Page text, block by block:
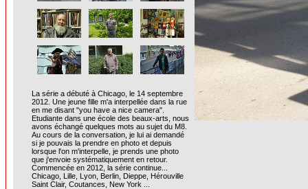
La série a débuté à Chicago, le 14 septembre
2012. Une jeune fille m'a interpellée dans la rue
en me disant "you have a nice camera".
Etudiante dans une école des beaux-arts, nous
avons échangé quelques mots au sujet du M8.
Au cours de la conversation, je lui ai demandé
si je pouvais la prendre en photo et depuis
lorsque l'on m'interpelle, je prends une photo
que j'envoie systématiquement en retour.
Commencée en 2012, la série continue...
Chicago, Lille, Lyon, Berlin, Dieppe, Hérouville
Saint Clair, Coutances, New York ...